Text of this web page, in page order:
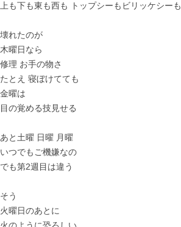
上も下も東も西も トップシーもビリッケシーも
壊れたのが
木曜日なら
修理 お手の物さ
たとえ 寝ぼけてても
金曜は
目の覚める技見せる
あと土曜 日曜 月曜
いつでもご機嫌なの
でも第2週目は違う
そう
火曜日のあとに